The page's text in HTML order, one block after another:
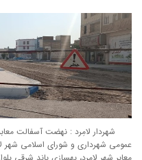
شهردار لامِرد : نهضت آسفالت معابر
عمومی شهرداری و شورای اسلامی شهر